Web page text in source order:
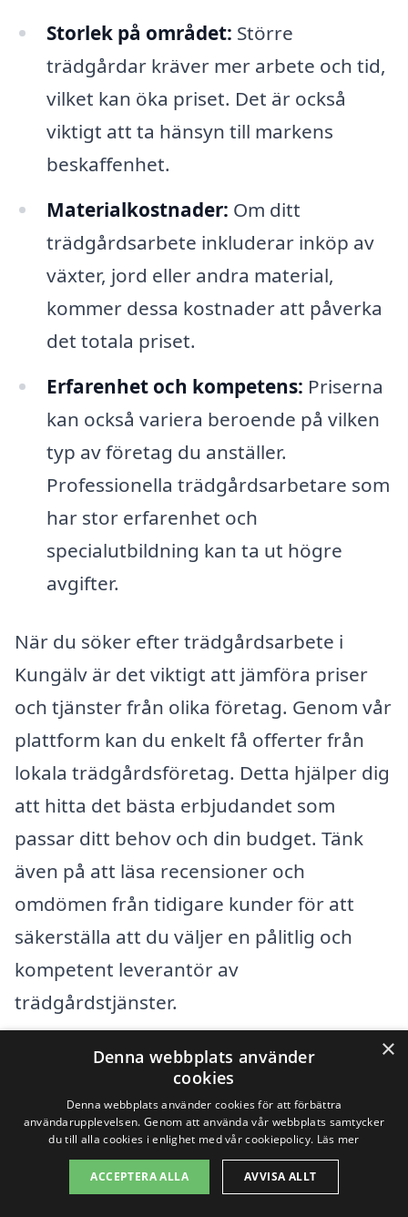
Storlek på området: Större
trädgårdar kräver mer arbete och tid,
vilket kan öka priset. Det är också
viktigt att ta hänsyn till markens
beskaffenhet.
Materialkostnader: Om ditt
trädgårdsarbete inkluderar inköp av
växter, jord eller andra material,
kommer dessa kostnader att påverka
det totala priset.
Erfarenhet och kompetens: Priserna
kan också variera beroende på vilken
typ av företag du anställer.
Professionella trädgårdsarbetare som
har stor erfarenhet och
specialutbildning kan ta ut högre
avgifter.
När du söker efter trädgårdsarbete i
Kungälv är det viktigt att jämföra priser
och tjänster från olika företag. Genom vår
plattform kan du enkelt få offerter från
lokala trädgårdsföretag. Detta hjälper dig
att hitta det bästa erbjudandet som
passar ditt behov och din budget. Tänk
även på att läsa recensioner och
omdömen från tidigare kunder för att
säkerställa att du väljer en pålitlig och
kompetent leverantör av
trädgårdstjänster.
Att ta sig tid att förstå vad som påverkar
kostnaden för trädgårdsarbete kan hjälpa
dig att fatta informerade beslut och
säkerställa att din trädgård blir den oas
du drömmer om. Oavsett om det handlar
×
Denna webbplats använder
cookies
Denna webbplats använder cookies för att förbättra
användarupplevelsen. Genom att använda vår webbplats samtycker
du till alla cookies i enlighet med vår cookiepolicy. Läs mer
ACCEPTERA ALLA AVVISA ALLT